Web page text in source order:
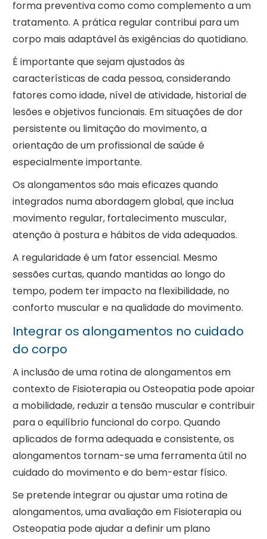
forma preventiva como como complemento a um
tratamento. A prática regular contribui para um
corpo mais adaptável às exigências do quotidiano.
É importante que sejam ajustados às
características de cada pessoa, considerando
fatores como idade, nível de atividade, historial de
lesões e objetivos funcionais. Em situações de dor
persistente ou limitação do movimento, a
orientação de um profissional de saúde é
especialmente importante.
Os alongamentos são mais eficazes quando
integrados numa abordagem global, que inclua
movimento regular, fortalecimento muscular,
atenção à postura e hábitos de vida adequados.
A regularidade é um fator essencial. Mesmo
sessões curtas, quando mantidas ao longo do
tempo, podem ter impacto na flexibilidade, no
conforto muscular e na qualidade do movimento.
Integrar os alongamentos no cuidado
do corpo
A inclusão de uma rotina de alongamentos em
contexto de Fisioterapia ou Osteopatia pode apoiar
a mobilidade, reduzir a tensão muscular e contribuir
para o equilíbrio funcional do corpo. Quando
aplicados de forma adequada e consistente, os
alongamentos tornam-se uma ferramenta útil no
cuidado do movimento e do bem-estar físico.
Se pretende integrar ou ajustar uma rotina de
alongamentos, uma avaliação em Fisioterapia ou
Osteopatia pode ajudar a definir um plano